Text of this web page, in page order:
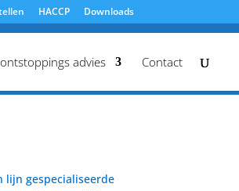
HACCP Downloads
advies Contact
lijn gespecialiseerde